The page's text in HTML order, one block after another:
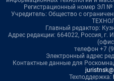
Регистрационный номер ЭЛ №
Учредитель: Общество с
Главный редактор:
Адрес редакции: 664022, Россия, г.
телефон +7
Электронный адрес
Контактные данные для
Техподдержка: